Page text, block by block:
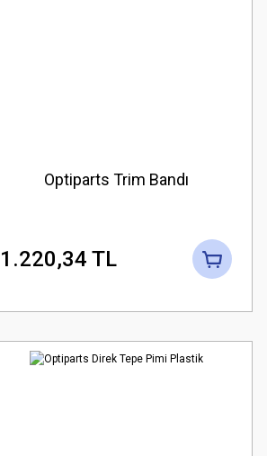
Optiparts Trim Bandı
1.220,34 TL